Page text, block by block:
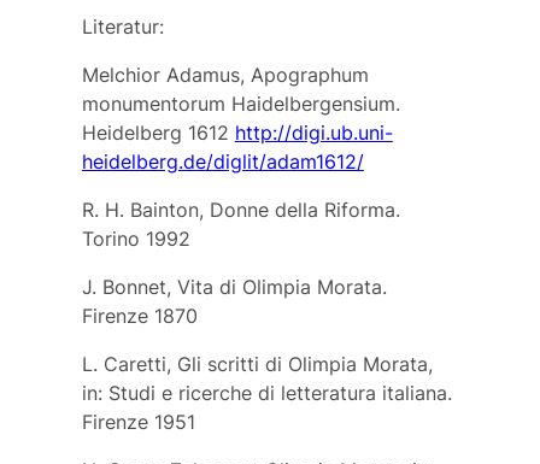
Literatur:
Melchior Adamus, Apographum
monumentorum Haidelbergensium.
Heidelberg 1612 http://digi.ub.uni-
heidelberg.de/diglit/adam1612/
R. H. Bainton, Donne della Riforma.
Torino 1992
J. Bonnet, Vita di Olimpia Morata.
Firenze 1870
L. Caretti, Gli scritti di Olimpia Morata,
in: Studi e ricerche di letteratura italiana.
Firenze 1951